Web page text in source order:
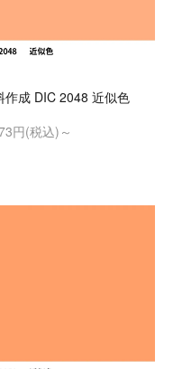
作成 DIC 2048 近似色
円(税込)～